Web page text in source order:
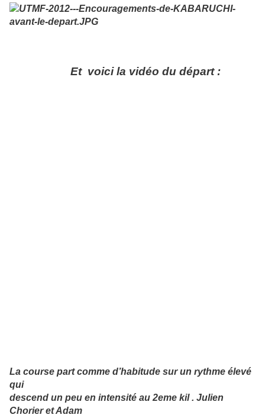
Et voici la vidéo du départ :
La course part comme d’habitude sur un rythme élevé
qui
descend un peu en intensité au 2eme kil . Julien
Chorier et Adam